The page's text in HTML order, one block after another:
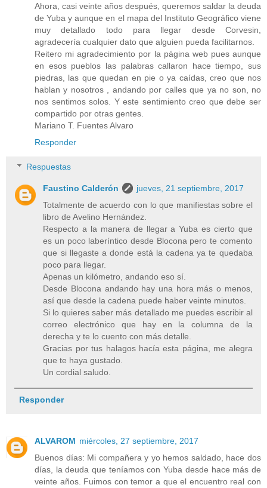
Ahora, casi veinte años después, queremos saldar la deuda
de Yuba y aunque en el mapa del Instituto Geográfico viene
muy detallado todo para llegar desde Corvesin,
agradecería cualquier dato que alguien pueda facilitarnos.
Reitero mi agradecimiento por la página web pues aunque
en esos pueblos las palabras callaron hace tiempo, sus
piedras, las que quedan en pie o ya caídas, creo que nos
hablan y nosotros , andando por calles que ya no son, no
nos sentimos solos. Y este sentimiento creo que debe ser
compartido por otras gentes.
Mariano T. Fuentes Alvaro
Responder
Respuestas
Faustino Calderón
jueves, 21 septiembre, 2017
Totalmente de acuerdo con lo que manifiestas sobre el
libro de Avelino Hernández.
Respecto a la manera de llegar a Yuba es cierto que
es un poco laberíntico desde Blocona pero te comento
que si llegaste a donde está la cadena ya te quedaba
poco para llegar.
Apenas un kilómetro, andando eso sí.
Desde Blocona andando hay una hora más o menos,
así que desde la cadena puede haber veinte minutos.
Si lo quieres saber más detallado me puedes escribir al
correo electrónico que hay en la columna de la
derecha y te lo cuento con más detalle.
Gracias por tus halagos hacía esta página, me alegra
que te haya gustado.
Un cordial saludo.
Responder
ALVAROM miércoles, 27 septiembre, 2017
Buenos días: Mi compañera y yo hemos saldado, hace dos
días, la deuda que teníamos con Yuba desde hace más de
veinte años. Fuimos con temor a que el encuentro real con